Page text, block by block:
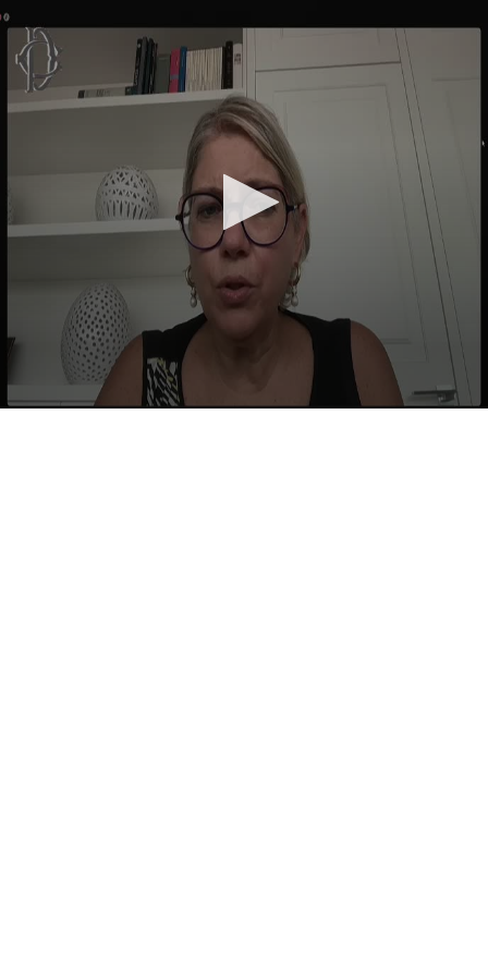
Vai al contenuto principale
WebTV Camera dei Deputati
Contenuto
Fine contenuto
Vai al contenuto principale Vai al menu di navigazione